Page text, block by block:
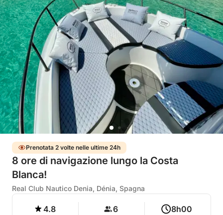
Prenotata 2 volte nelle ultime 24h
8 ore di navigazione lungo la Costa
Blanca!
Real Club Nautico Denia, Dénia, Spagna
4.8 6 8h00